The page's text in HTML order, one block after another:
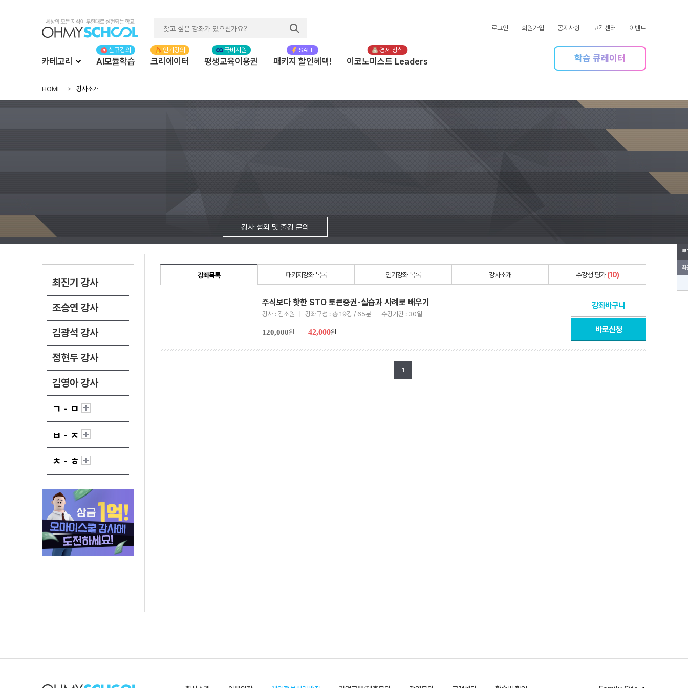
로그인 회원가입 공지사항 고객센터 이벤트
카테고리 AI모듈학습 크리에이터 평생교육이용권 패키지 할인혜택! 이코노미스트 Leaders 학습 큐레이터
HOME 강사소개
강사 섭외 및 출강 문의
최진기 강사
조승연 강사
김광석 강사
정현두 강사
김영아 강사
ㄱ - ㅁ
ㅂ - ㅈ
ㅊ - ㅎ
강좌목록 패키지강좌 목록 인기강좌 목록 강사소개 수강생 평가(10)
주식보다 핫한 STO 토큰증권-실습과 사례로 배우기
강사 : 김소원 강좌구성 : 총 19강 / 65분 수강기간 : 30일
120,000원 42,000원
강좌바구니
바로신청
1
로
최